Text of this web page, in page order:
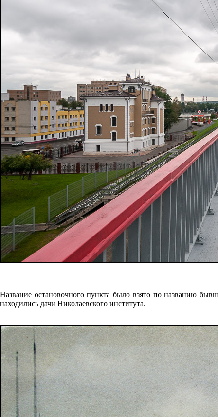
Название остановочного пункта было взято по названию
находились дачи Николаевского института.